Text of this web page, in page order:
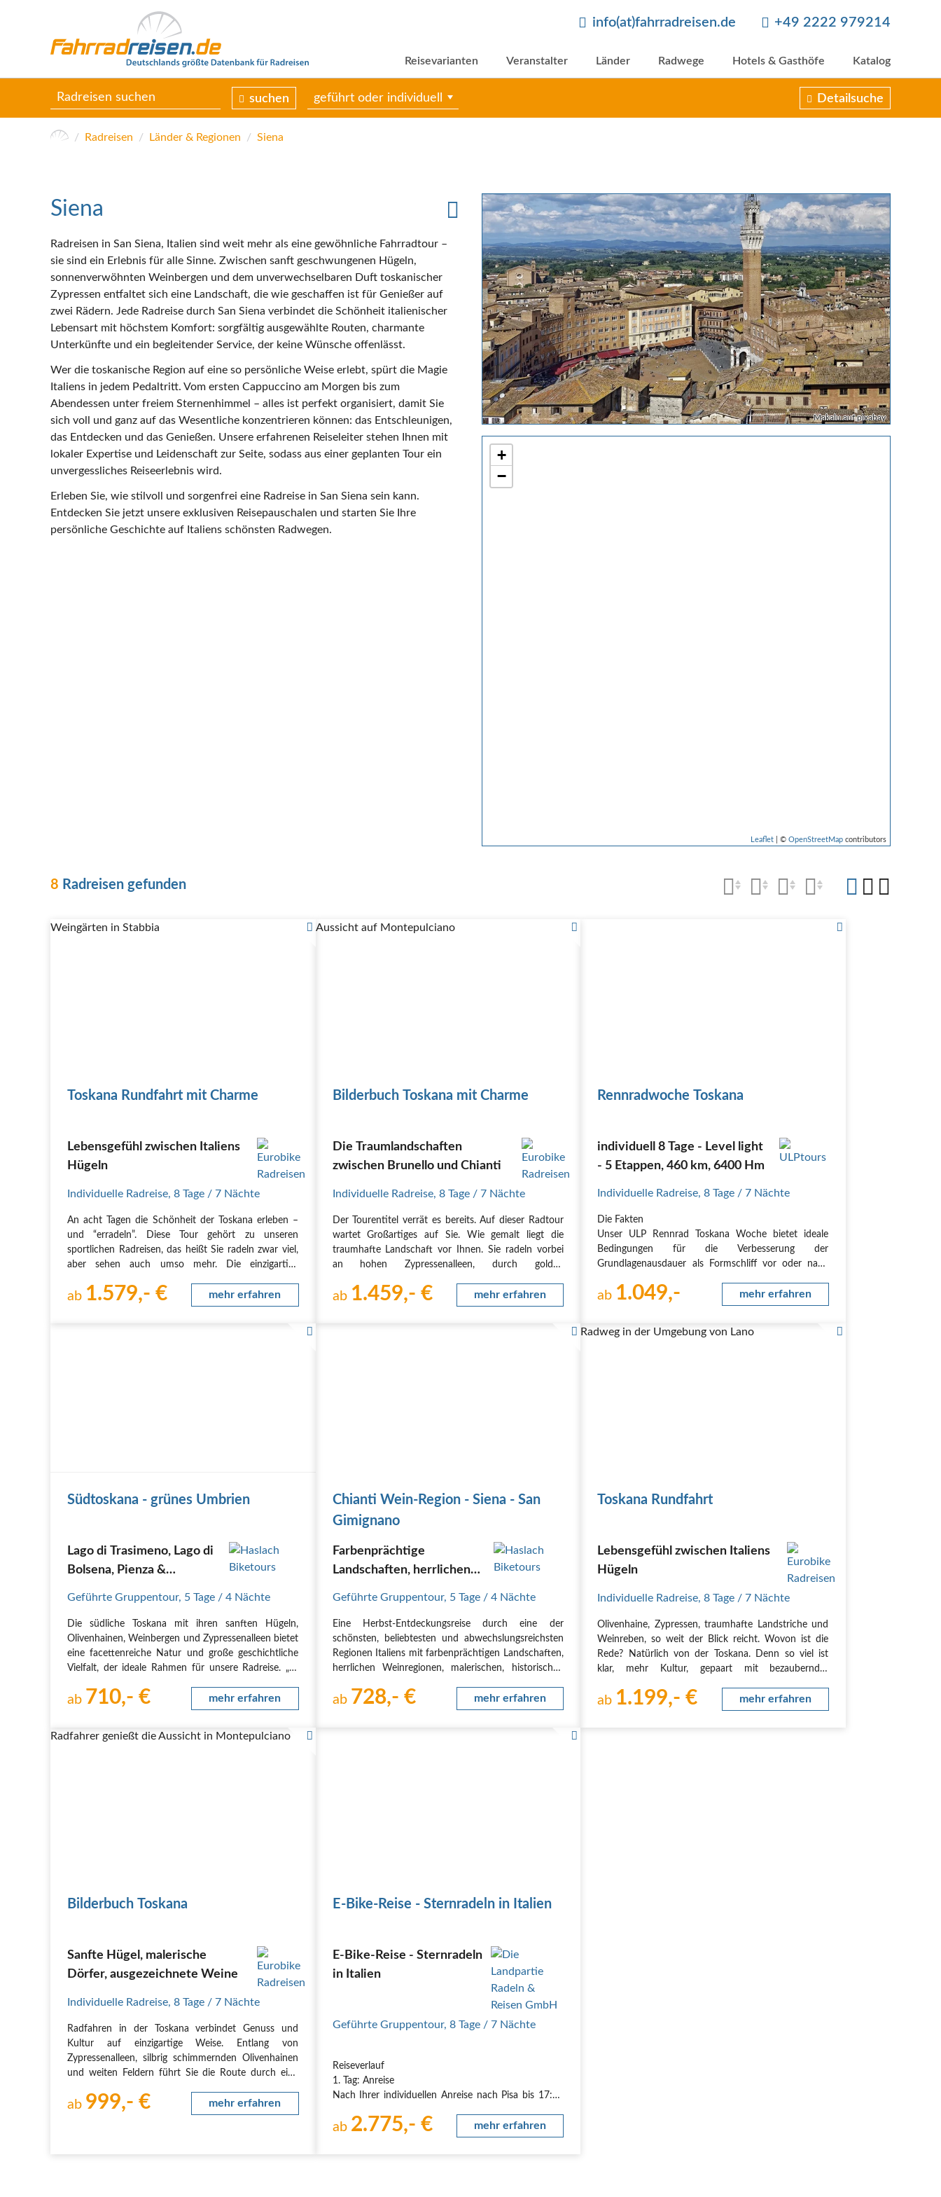
info(at)fahrradreisen.de +49 2222 979214
Reisevarianten Veranstalter Länder Radwege Hotels & Gasthöfe Katalog
suchen geführt oder individuell Detailsuche
Radreisen Länder & Regionen Siena
Makalu auf pixabay
+
−
Leaflet | © OpenStreetMap contributors
Siena
Radreisen in San Siena, Italien sind weit mehr als eine gewöhnliche Fahrradtour –
sie sind ein Erlebnis für alle Sinne. Zwischen sanft geschwungenen Hügeln,
sonnenverwöhnten Weinbergen und dem unverwechselbaren Duft toskanischer
Zypressen entfaltet sich eine Landschaft, die wie geschaffen ist für Genießer auf
zwei Rädern. Jede Radreise durch San Siena verbindet die Schönheit italienischer
Lebensart mit höchstem Komfort: sorgfältig ausgewählte Routen, charmante
Unterkünfte und ein begleitender Service, der keine Wünsche offenlässt.
Wer die toskanische Region auf eine so persönliche Weise erlebt, spürt die Magie
Italiens in jedem Pedaltritt. Vom ersten Cappuccino am Morgen bis zum
Abendessen unter freiem Sternenhimmel – alles ist perfekt organisiert, damit Sie
sich voll und ganz auf das Wesentliche konzentrieren können: das Entschleunigen,
das Entdecken und das Genießen. Unsere erfahrenen Reiseleiter stehen Ihnen mit
lokaler Expertise und Leidenschaft zur Seite, sodass aus einer geplanten Tour ein
unvergessliches Reiseerlebnis wird.
Erleben Sie, wie stilvoll und sorgenfrei eine Radreise in San Siena sein kann.
Entdecken Sie jetzt unsere exklusiven Reisepauschalen und starten Sie Ihre
persönliche Geschichte auf Italiens schönsten Radwegen.
8 Radreisen gefunden
Weingärten in Stabbia
Toskana Rundfahrt mit Charme
Lebensgefühl zwischen Italiens
Hügeln
Individuelle Radreise, 8 Tage / 7 Nächte
An acht Tagen die Schönheit der Toskana erleben –
und “erradeln”. Diese Tour gehört zu unseren
sportlichen Radreisen, das heißt Sie radeln zwar viel,
aber sehen auch umso mehr. Die einzigartige
charakteristischen Dörfern werden Sie herzlichen
ab 1.579,- € mehr erfahren
Aussicht auf Montepulciano
Bilderbuch Toskana mit Charme
Die Traumlandschaften
zwischen Brunello und Chianti
Individuelle Radreise, 8 Tage / 7 Nächte
Der Tourentitel verrät es bereits. Auf dieser Radtour
wartet Großartiges auf Sie. Wie gemalt liegt die
traumhafte Landschaft vor Ihnen. Sie radeln vorbei
an hohen Zypressenalleen, durch golden
weltberühmter Weinreben. Sie sollten der
Versuchung nicht widerstehen,…
ab 1.459,- € mehr erfahren
Rennradwoche Toskana
individuell 8 Tage - Level light
- 5 Etappen, 460 km, 6400 Hm
Individuelle Radreise,8 Tage / 7 Nächte
Die Fakten
Unser ULP Rennrad Toskana Woche bietet ideale
Bedingungen für die Verbesserung der
Grundlagenausdauer als Formschliff vor oder nach
Woche 5 Radausfahrten in der wunderschönen
toskanischen Landschaft auf ruhigen Straßen mit
ab 1.049,- mehr erfahren
Südtoskana - grünes Umbrien
Lago di Trasimeno, Lago di
Bolsena, Pienza &
Geführte Gruppentour, 5 Tage / 4 Nächte
Die südliche Toskana mit ihren sanften Hügeln,
Olivenhainen, Weinbergen und Zypressenalleen bietet
eine facettenreiche Natur und große geschichtliche
Vielfalt, der ideale Rahmen für unsere Radreise. „Le
von Siena gelegene Hügellandschaft. Die dünn…
ab 710,- € mehr erfahren
Chianti Wein-Region - Siena - San
Gimignano
Farbenprächtige
Landschaften, herrlichen
Geführte Gruppentour, 5 Tage / 4 Nächte
Eine Herbst-Entdeckungsreise durch eine der
schönsten, beliebtesten und abwechslungsreichsten
Regionen Italiens mit farbenprächtigen Landschaften,
herrlichen Weinregionen, malerischen, historischen
und San Gimignano, das „Manhattan“ der Toskana.
ab 728,- € mehr erfahren
Radweg in der Umgebung von Lano
Toskana Rundfahrt
Lebensgefühl zwischen Italiens
Hügeln
Individuelle Radreise,8 Tage / 7 Nächte
Olivenhaine, Zypressen, traumhafte Landstriche und
Weinreben, so weit der Blick reicht. Wovon ist die
Rede? Natürlich von der Toskana. Denn so viel ist
klar, mehr Kultur, gepaart mit bezaubernder
durch die Toskana lässt Ihr Italien-Herz höher…
ab 1.199,- € mehr erfahren
Radfahrer genießt die Aussicht in Montepulciano
Bilderbuch Toskana
Sanfte Hügel, malerische
Dörfer, ausgezeichnete Weine
Individuelle Radreise, 8 Tage / 7 Nächte
Radfahren in der Toskana verbindet Genuss und
Kultur auf einzigartige Weise. Entlang von
Zypressenalleen, silbrig schimmernden Olivenhainen
und weiten Feldern führt Sie die Route durch eine
locken berühmte Weine wie Brunello di Montalcino
ab 999,- € mehr erfahren
E-Bike-Reise - Sternradeln in Italien
E-Bike-Reise - Sternradeln
in Italien
Geführte Gruppentour, 8 Tage / 7 Nächte
Reiseverlauf
1. Tag: Anreise
Nach Ihrer individuellen Anreise nach Pisa bis 17:30
Flughafen zur Begrüßung. Per Bustransfer geht es
direkt in unser schönes Hotel Tenuta del Fontino, ein
ab 2.775,- € mehr erfahren